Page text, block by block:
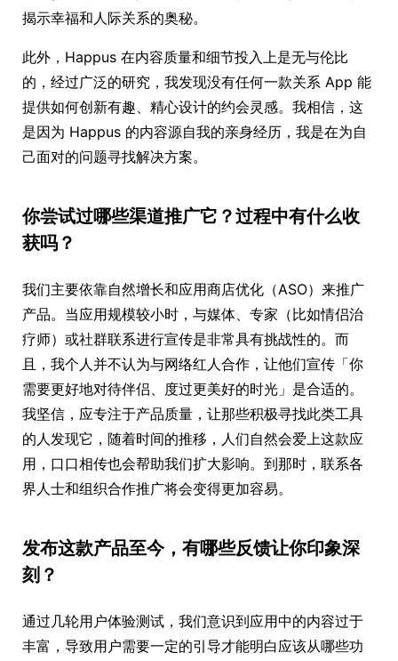
揭示幸福和人际关系的奥秘。
此外，Happus 在内容质量和细节投入上是无与伦比
的，经过广泛的研究，我发现没有任何一款关系 App 能
提供如何创新有趣、精心设计的约会灵感。我相信，这
是因为 Happus 的内容源自我的亲身经历，我是在为自
己面对的问题寻找解决方案。
你尝试过哪些渠道推广它？过程中有什么收
获吗？
我们主要依靠自然增长和应用商店优化（ASO）来推广
产品。当应用规模较小时，与媒体、专家（比如情侣治
疗师）或社群联系进行宣传是非常具有挑战性的。而
且，我个人并不认为与网络红人合作，让他们宣传「你
需要更好地对待伴侣、度过更美好的时光」是合适的。
我坚信，应专注于产品质量，让那些积极寻找此类工具
的人发现它，随着时间的推移，人们自然会爱上这款应
用，口口相传也会帮助我们扩大影响。到那时，联系各
界人士和组织合作推广将会变得更加容易。
发布这款产品至今，有哪些反馈让你印象深
刻？
通过几轮用户体验测试，我们意识到应用中的内容过于
丰富，导致用户需要一定的引导才能明白应该从哪些功